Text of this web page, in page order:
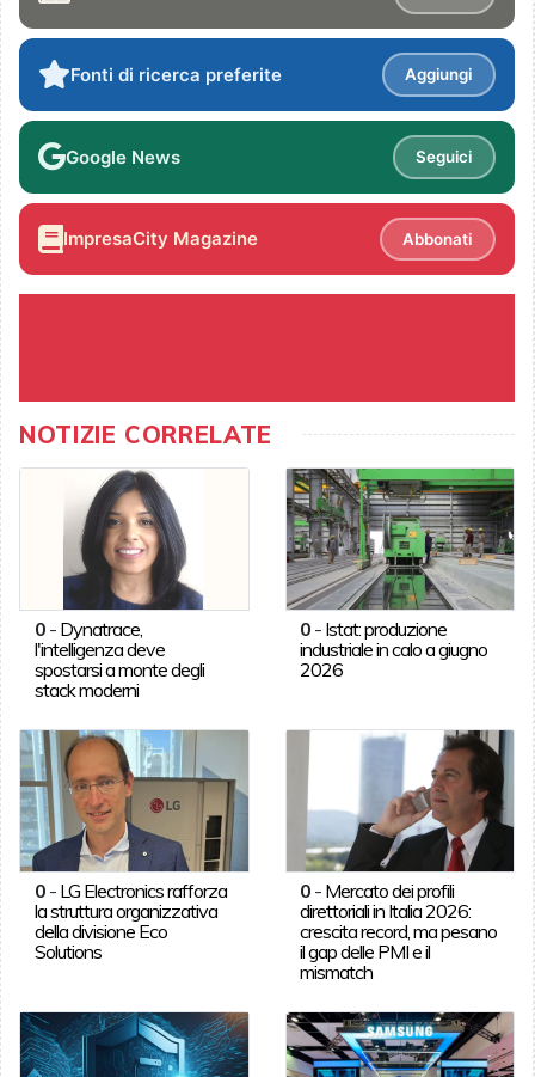
Fonti di ricerca preferite Aggiungi
Google News Seguici
ImpresaCity Magazine Abbonati
NOTIZIE CORRELATE
0- Dynatrace,
l'intelligenza deve
spostarsi a monte degli
stack moderni
0 - Istat: produzione
industriale in calo a giugno
2026
0- LG Electronics rafforza
la struttura organizzativa
della divisione Eco
Solutions
0 - Mercato dei profili
direttoriali in Italia 2026:
crescita record, ma pesano
il gap delle PMI e il
mismatch